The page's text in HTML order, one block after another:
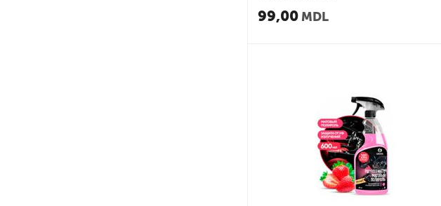
99,00 MDL